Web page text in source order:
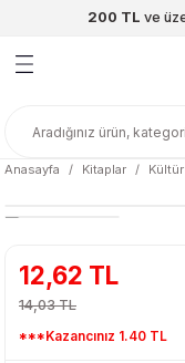
200 TL ve
Anasayfa Kitaplar
12,62 TL
14,03 TL
***Kazancınız 1.40 TL